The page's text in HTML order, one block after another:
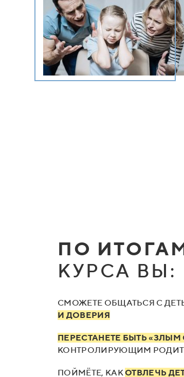
ПО
КУРСА ВЫ:
СМОЖЕТЕ ОБЩАТЬСЯ С
И ДОВЕРИЯ
ПЕРЕСТАНЕТЕ БЫТЬ
КОНТРОЛИРУЮЩИМ
ПОЙМЁТЕ, КАКОТВЛЕЧЬ